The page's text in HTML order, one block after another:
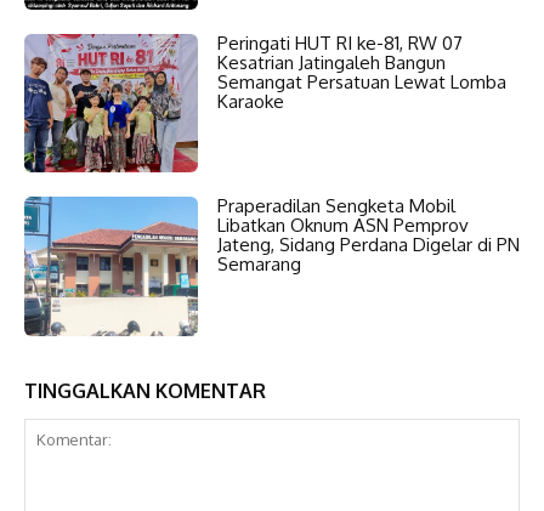
Peringati HUT RI ke-81, RW 07
Kesatrian Jatingaleh Bangun
Semangat Persatuan Lewat Lomba
Karaoke
Praperadilan Sengketa Mobil
Libatkan Oknum ASN Pemprov
Jateng, Sidang Perdana Digelar di PN
Semarang
TINGGALKAN KOMENTAR